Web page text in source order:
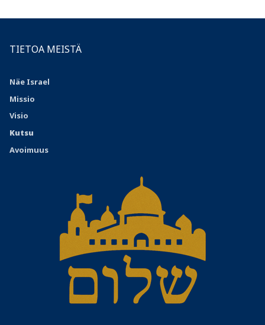
TIETOA MEISTÄ
Näe Israel
Missio
Visio
Kutsu
Avoimuus